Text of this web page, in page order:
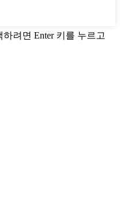
하려면 Enter 키를 누르고